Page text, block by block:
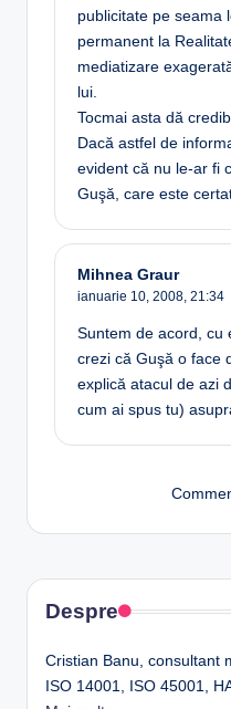
publicitate pe seama
permanent la
mediatizare
lui.
Tocmai asta dă
Dacă astfel de
evident că nu le-ar fi
Guşă, care este
Mihnea Graur
ianuarie 10, 2008, 21:34
Suntem de acord, cu
crezi că Guşă o face
explică atacul de azi
cum ai spus tu)
Despre
Cristian Banu, consultant
ISO 14001, ISO 45001,